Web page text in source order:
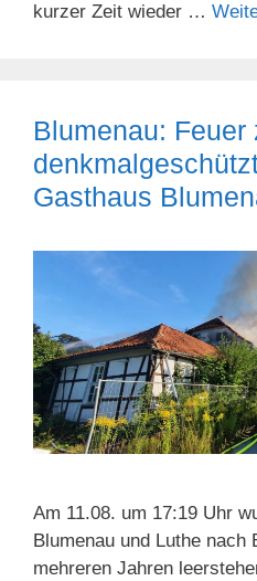
kurzer Zeit wieder …
Blumenau: Feuer
Gasthaus
Am 11.08. um 17:19 Uhr
Blumenau und Luthe nach
mehreren Jahren